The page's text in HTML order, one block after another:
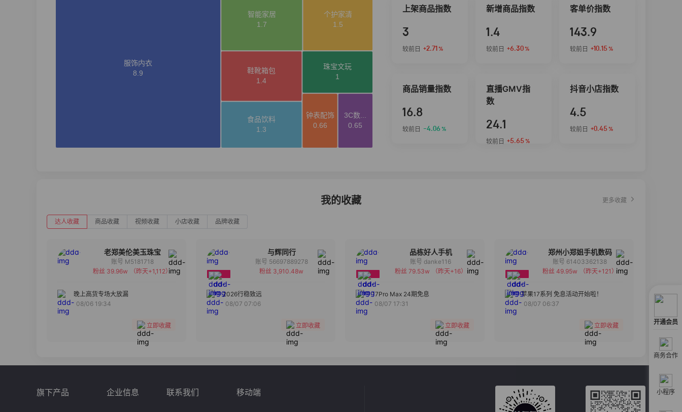
开通会员
商务合作
小程序
上架商品指数
3
较前日 +2.71 %
新增商品指数
1.4
较前日 +6.30%
客单价指数
143.9
较前日 +10.15 %
商品销量指数
16.8
较前日 -4.06 %
直播GMV指
数
24.1
较前日 +5.65 %
抖音小店指数
4.5
较前日 +0.45 %
我的收藏 更多收藏
达人收藏 商品收藏 视频收藏 小店收藏 品牌收藏
老郑美伦美玉珠宝
备注
分组
账号 M5181718
粉丝 39.96w
（昨天+1,112）
晚上高货专场大放漏
08/06 19:34
立即收藏
与辉同行
备注
账号 56697889278
粉丝 3,910.48w
2026行稳致远
08/07 07:06
立即收藏
品栋好人手机
备注
分组
账号 danke116
粉丝 79.53w
（昨天+16）
17Pro Max 24期免息
08/07 17:31
立即收藏
郑州小郑姐手机数码
备注
分组
账号 61403362138
粉丝 49.95w
（昨天+121）
苹果17系列 免息活动开始啦！
08/07 06:37
立即收藏
旗下产品 企业信息 联系我们 移动端